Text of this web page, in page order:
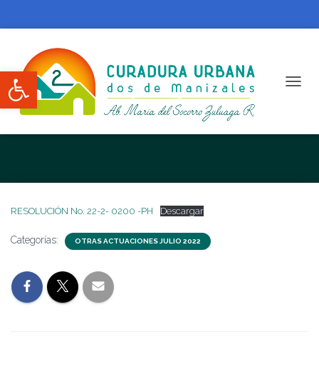
Abrir barra de herramientas
RESOLUCIÓN No. 22-2- 0200 -PH
RESOLUCIÓN No. 22-2- 0200 -PH Descargar
Categorías: OTRAS ACTUACIONES JULIO 2022